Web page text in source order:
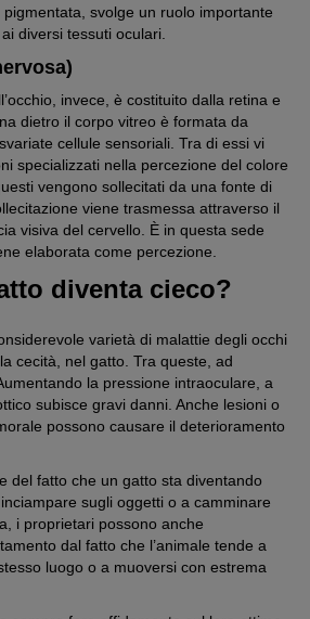
svolge un ruolo importante
diversi tessuti oculari.
invece, è costituito dalla retina e
dietro il corpo vitreo è formata da
cellule sensoriali. Tra di essi vi
specializzati nella percezione del colore
vengono sollecitati da una fonte di
viene trasmessa attraverso il
visiva del cervello. È in questa sede
elaborata come percezione.
diventa cieco?
varietà di malattie degli occhi
cecità, nel gatto. Tra queste, ad
la pressione intraoculare, a
subisce gravi danni. Anche lesioni o
possono causare il deterioramento
del fatto che un gatto sta diventando
sugli oggetti o a camminare
i proprietari possono anche
dal fatto che l’animale tende a
luogo o a muoversi con estrema